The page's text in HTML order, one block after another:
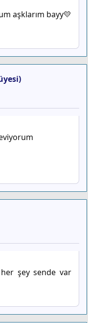
aşklarım bayy💛
her şey sende var